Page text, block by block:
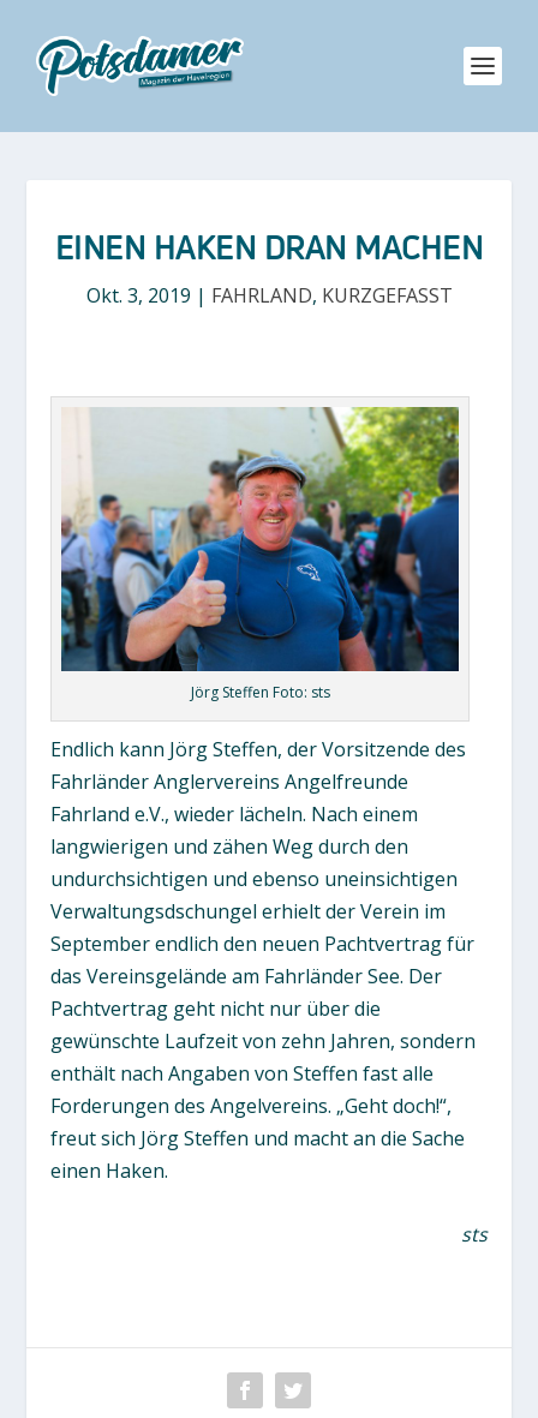
EINEN HAKEN DRAN MACHEN
Okt. 3, 2019 | FAHRLAND, KURZGEFASST
Jörg Steffen Foto: sts
Endlich kann Jörg Steffen, der Vorsitzende des
Fahrländer Anglervereins Angelfreunde
Fahrland e.V., wieder lächeln. Nach einem
langwierigen und zähen Weg durch den
undurchsichtigen und ebenso uneinsichtigen
Verwaltungsdschungel erhielt der Verein im
September endlich den neuen Pachtvertrag für
das Vereinsgelände am Fahrländer See. Der
Pachtvertrag geht nicht nur über die
gewünschte Laufzeit von zehn Jahren, sondern
enthält nach Angaben von Steffen fast alle
Forderungen des Angelvereins. „Geht doch!“,
freut sich Jörg Steffen und macht an die Sache
einen Haken.
sts